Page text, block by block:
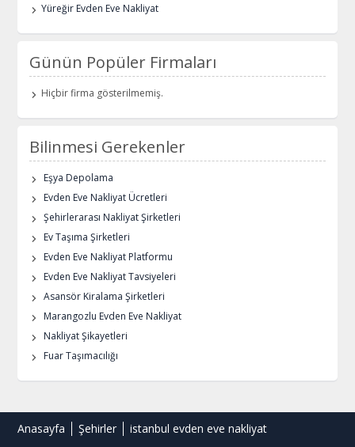
Yüreğir Evden Eve Nakliyat
Günün Popüler Firmaları
Hiçbir firma gösterilmemiş.
Bilinmesi Gerekenler
Eşya Depolama
Evden Eve Nakliyat Ücretleri
Şehirlerarası Nakliyat Şirketleri
Ev Taşıma Şirketleri
Evden Eve Nakliyat Platformu
Evden Eve Nakliyat Tavsiyeleri
Asansör Kiralama Şirketleri
Marangozlu Evden Eve Nakliyat
Nakliyat Şikayetleri
Fuar Taşımacılığı
Anasayfa Şehirler istanbul evden eve nakliyat